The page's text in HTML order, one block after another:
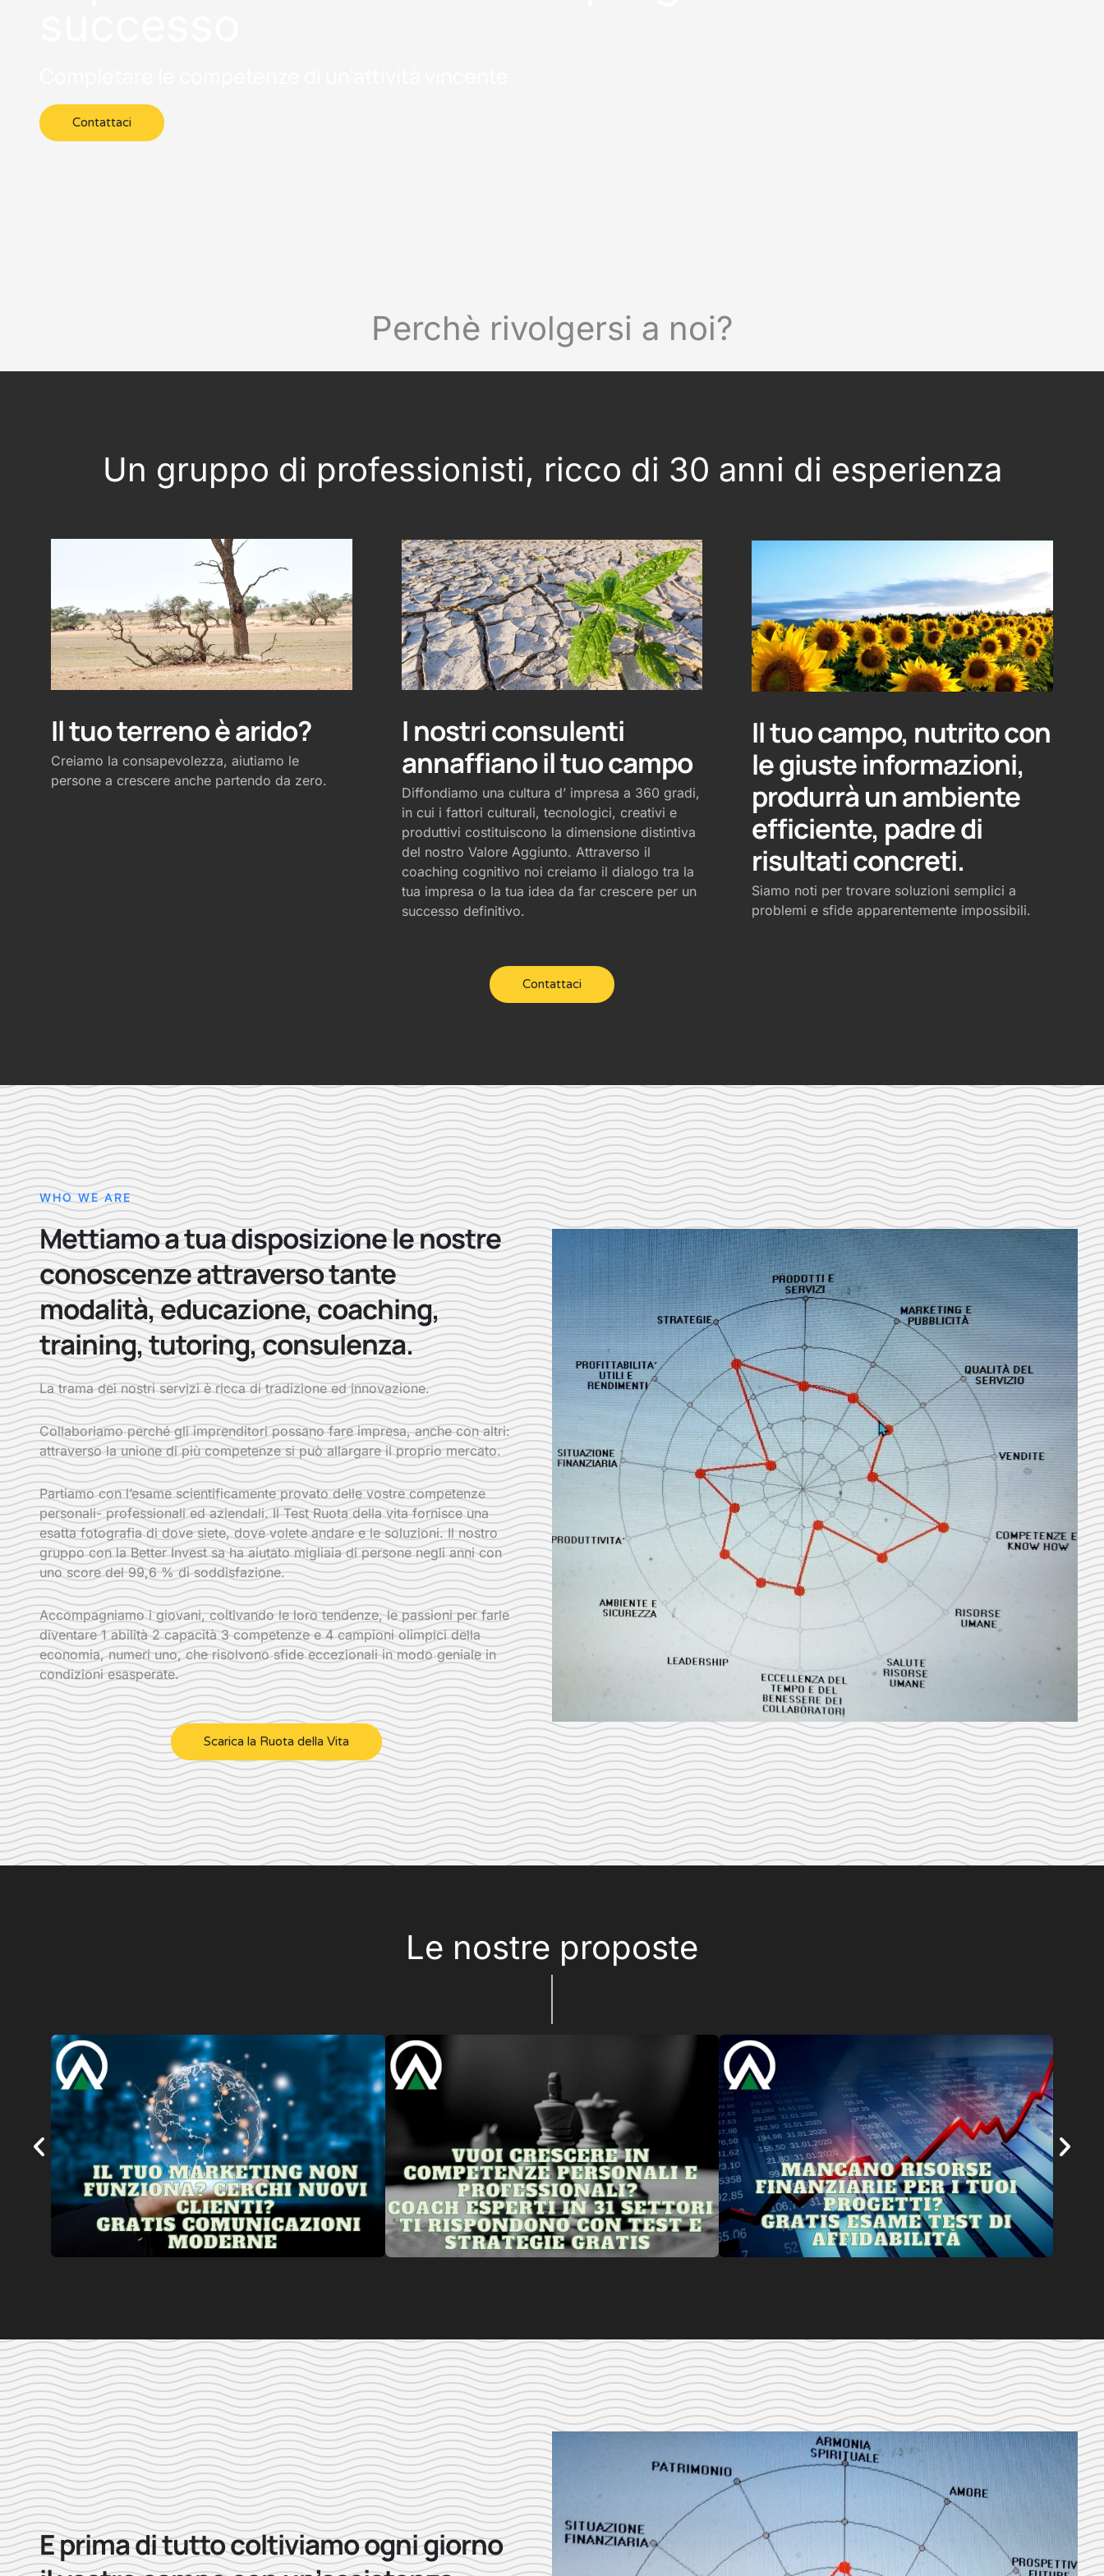
Contattaci
Perchè rivolgersi a noi?
Un gruppo di professionisti, ricco di 30 anni di esperienza
Il tuo terreno è arido?
Creiamo la consapevolezza, aiutiamo le
persone a crescere anche partendo da zero.
I nostri consulenti
annaffiano il tuo campo
Diffondiamo una cultura d’ impresa a 360 gradi,
in cui i fattori culturali, tecnologici, creativi e
produttivi costituiscono la dimensione distintiva
del nostro Valore Aggiunto. Attraverso il
coaching cognitivo noi creiamo il dialogo tra la
tua impresa o la tua idea da far crescere per un
successo definitivo.
Il tuo campo, nutrito con
le giuste informazioni,
produrrà un ambiente
efficiente, padre di
risultati concreti.
Siamo noti per trovare soluzioni semplici a
problemi e sfide apparentemente impossibili.
Contattaci
WHO WE ARE
Mettiamo a tua disposizione le nostre
conoscenze attraverso tante
modalità, educazione, coaching,
training, tutoring, consulenza.
La trama dei nostri servizi è ricca di tradizione ed innovazione.
Collaboriamo perché gli imprenditori possano fare impresa, anche con altri:
attraverso la unione di più competenze si può allargare il proprio mercato.
Partiamo con l’esame scientificamente provato delle vostre competenze
personali- professionali ed aziendali. Il Test Ruota della vita fornisce una
esatta fotografia di dove siete, dove volete andare e le soluzioni. Il nostro
gruppo con la Better Invest sa ha aiutato migliaia di persone negli anni con
uno score del 99,6 % di soddisfazione.
Accompagniamo i giovani, coltivando le loro tendenze, le passioni per farle
diventare 1 abilità 2 capacità 3 competenze e 4 campioni olimpici della
economia, numeri uno, che risolvono sfide eccezionali in modo geniale in
condizioni esasperate.
Scarica la Ruota della Vita
Le nostre proposte
E prima di tutto coltiviamo ogni giorno